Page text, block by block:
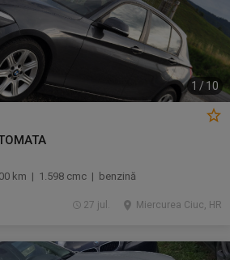
1 / 10
km | 1.598 cmc | benzină
Miercurea Ciuc, HR
27 jul.